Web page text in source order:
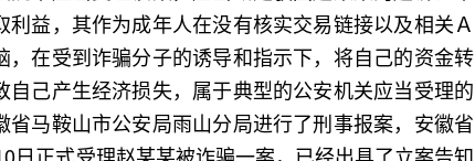
益，其作为成年人在没有核实交易链接以及相关Ａ
在受到诈骗分子的诱导和指示下，将自己的资金转
己产生经济损失，属于典型的公安机关应当受理的
马鞍山市公安局雨山分局进行了刑事报案，安徽省